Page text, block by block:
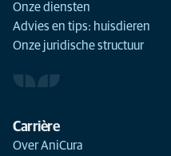
Onze diensten
Advies en tips: huisdieren
Onze juridische structuur
Carrière
Over AniCura